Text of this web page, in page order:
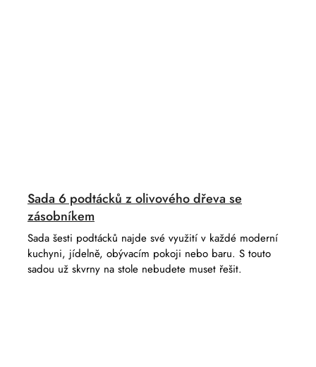
Sada 6 podtácků z olivového dřeva se
zásobníkem
Sada šesti podtácků najde své využití v každé moderní
kuchyni, jídelně, obývacím pokoji nebo baru. S touto
sadou už skvrny na stole nebudete muset řešit.